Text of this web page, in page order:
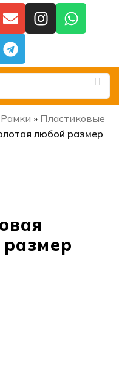
Рамки » Пластиковые
любой размер